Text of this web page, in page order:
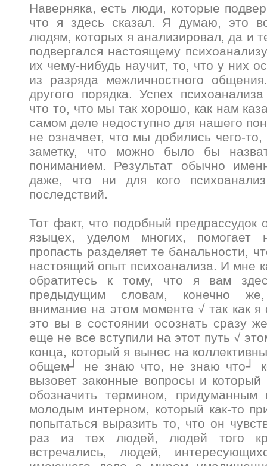
Наверняка, есть люди, которые
что я здесь сказал. Я думаю, это
людям, которых я анализировал, да и
подвергался настоящему
их чему-нибудь научит, то, что у них
из разряда межличностного
другого порядка. Успех
что то, что мы так хорошо, как нам
самом деле недоступно для нашего
не означает, что мы добились чего-
заметку, что можно было бы
пониманием. Результат обычно
даже, что ни для кого
последствий.
Тот факт, что подобный предрассудок
языцех, уделом многих, помогает
пропасть разделяет те банальности,
настоящий опыт психоанализа. И мне
обратитесь к тому, что я вам
предыдущим словам, конечно
внимание на этом моменте √ так как
это вы в состоянии осознать сразу
еще не все вступили на этот путь √
конца, который я вынес на
общем┘ не знаю что, не знаю что┘
вызовет законные вопросы и
обозначить термином,
молодым интерном, который как-то
попытаться выразить то, что он
раз из тех людей, людей того
встречались, людей,